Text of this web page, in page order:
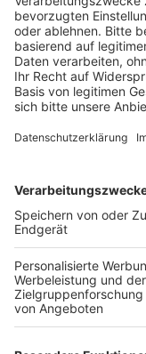
entdeckt worden.
Baumgutachter
festgestellt, dass
nicht mehr fest
Äste abfallen.
den nächsten
Bergheim will in
langfristig zu
Anzeige
Weitere
Anzeige